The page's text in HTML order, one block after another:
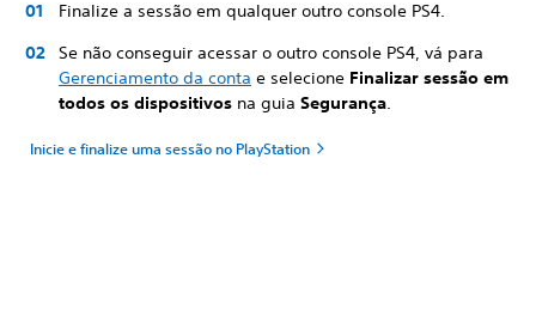
Finalize a sessão em qualquer outro console PS4.
Se não conseguir acessar o outro console PS4, vá para
Gerenciamento da conta e selecione Finalizar sessão em
todos os dispositivos na guia Segurança.
Inicie e finalize uma sessão no PlayStation